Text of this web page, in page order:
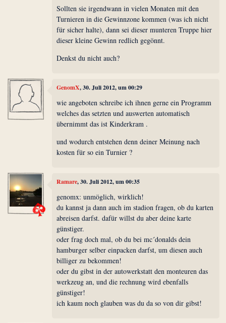
Sollten sie irgendwann in vielen Monaten mit den
Turnieren in die Gewinnzone kommen (was ich nicht
für sicher halte), dann sei dieser munteren Truppe hier
dieser kleine Gewinn redlich gegönnt.
Denkst du nicht auch?
GenomX, 30. Juli 2012, um 00:29
wie angeboten schreibe ich ihnen gerne ein Programm
welches das setzten und auswerten automatisch
übernimmt das ist Kinderkram .
und wodurch entstehen denn deiner Meinung nach
kosten für so ein Turnier ?
Ramare, 30. Juli 2012, um 00:35
genomx: unmöglich, wirklich!
du kannst ja dann auch im stadion fragen, ob du karten
abreisen darfst. dafür willst du aber deine karte
günstiger.
oder frag doch mal, ob du bei mc´donalds dein
hamburger selber einpacken darfst, um diesen auch
billiger zu bekommen!
oder du gibst in der autowerkstatt den monteuren das
werkzeug an, und die rechnung wird ebenfalls
günstiger!
ich kaum noch glauben was du da so von dir gibst!